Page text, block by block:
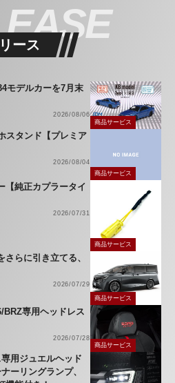
ース
モデルカーを7月末
2026/08/06
商品サービス
スタンド【プレミア
2026/08/04
商品サービス
【純正カプラータイ
2026/07/31
商品サービス
らに引き立てる、
2026/07/29
商品サービス
BRZ専用ヘッドレス
2026/07/28
商品サービス
用ジュエルヘッド
ーリングランプ、